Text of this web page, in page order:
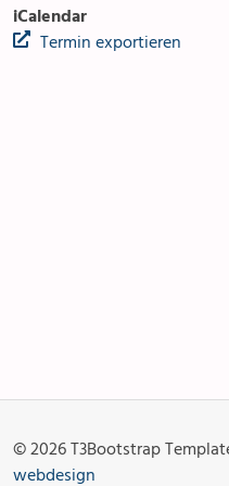
iCalendar
Termin exportieren
© 2026 T3Bootstrap
webdesign